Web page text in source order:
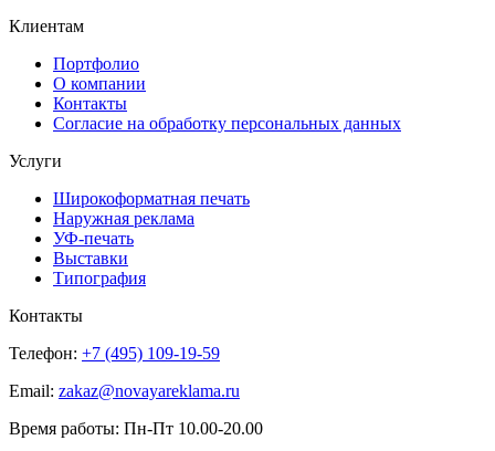
Клиентам
Портфолио
О компании
Контакты
Согласие на обработку персональных данных
Услуги
Широкоформатная печать
Наружная реклама
УФ-печать
Выставки
Типография
Контакты
Телефон: +7 (495) 109-19-59
Email: zakaz@novayareklama.ru
Время работы: Пн-Пт 10.00-20.00